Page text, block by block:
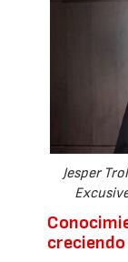
Jesper
creciendo